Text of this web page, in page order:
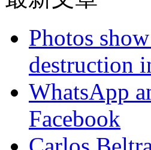
Photos
destruction
WhatsApp
Facebook